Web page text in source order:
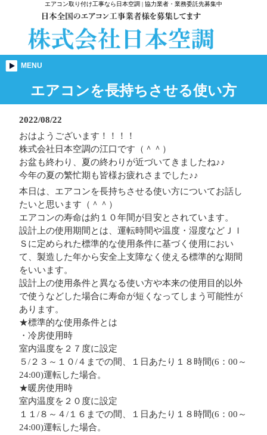
エアコン取り付け工事なら日本空調 | 協力業者・業務委託先募集中
MENU
エアコンを長持ちさせる使い方
2022/08/22
おはようございます！！！！
株式会社日本空調の江口です（＾＾）
お盆も終わり、夏の終わりが近づいてきましたね♪♪
今年の夏の繁忙期も皆様お疲れさまでした♪♪
本日は、エアコンを長持ちさせる使い方についてお話し
たいと思います（＾＾）
エアコンの寿命は約１０年間が目安とされています。
設計上の使用期間とは、運転時間や温度・湿度などＪＩ
Ｓに定められた標準的な使用条件に基づく使用におい
て、製造した年から安全上支障なく使える標準的な期間
をいいます。
設計上の使用条件と異なる使い方や本来の使用目的以外
で使うなどした場合に寿命が短くなってしまう可能性が
あります。
★標準的な使用条件とは
・冷房使用時
室内温度を２７度に設定
５/２３～１０/４までの間、１日あたり１８時間(6：00～
24:00)運転した場合。
★暖房使用時
室内温度を２０度に設定
１１/８～４/１６までの間、１日あたり１８時間(6：00～
24:00)運転した場合。